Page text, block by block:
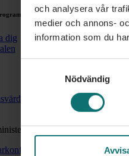
och analysera vår
medier och annons-
information som du
Nödvändig
dig
lärarkonferens 2026